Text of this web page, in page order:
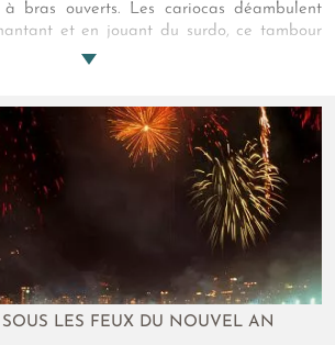
bras ouverts. Les cariocas déambulent
et en jouant du surdo, ce tambour
au rythme de la samba. Les façades
Plus qu’une fête, le carnaval vous prend,
vous laisse des souvenirs qui vibrent
départ.
SOUS LES FEUX DU NOUVEL AN